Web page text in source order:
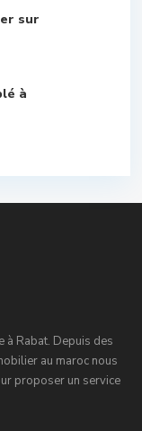
sur
à
à Rabat. Depuis des
au maroc nous
proposer un service